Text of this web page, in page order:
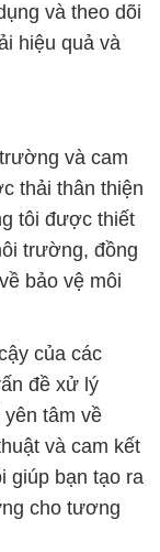
và theo dõi
hiệu quả và
và cam
thải thân thiện
tôi được thiết
trường, đồng
bảo vệ môi
của các
đề xử lý
tâm về
và cam kết
giúp bạn tạo ra
cho tương